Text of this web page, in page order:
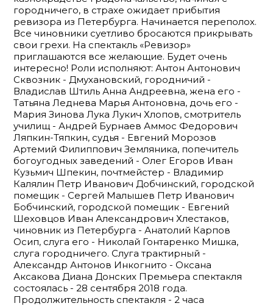
городничего, в страхе ожидает прибытия
ревизора из Петербурга. Начинается переполох.
Все чиновники суетливо бросаются прикрывать
свои грехи. На спектакль «Ревизор»
приглашаются все желающие. Будет очень
интересно! Роли исполняют: Антон Антонович
Сквозник - Дмухановский, городничий -
Владислав Штиль Анна Андреевна, жена его -
Татьяна Леднева Марья Антоновна, дочь его -
Мария Зинова Лука Лукич Хлопов, смотритель
училищ - Андрей Бурнаев Аммос Федорович
Ляпкин-Тяпкин, судья - Евгений Морозов
Артемий Филиппович Земляника, попечитель
богоугодных заведений - Олег Егоров Иван
Кузьмич Шпекин, почтмейстер - Владимир
Калялин Петр Иванович Добчинский, городской
помещик - Сергей Малышев Петр Иванович
Бобчинский, городской помещик - Евгений
Шеховцов Иван Александрович Хлестаков,
чиновник из Петербурга - Анатолий Карпов
Осип, слуга его - Николай Гонтаренко Мишка,
слуга городничего. Слуга трактирный -
Александр Антонов Инкогнито - Оксана
Аксакова Диана Донских Премьера спектакля
состоялась - 28 сентября 2018 года.
Продолжительность спектакля - 2 часа